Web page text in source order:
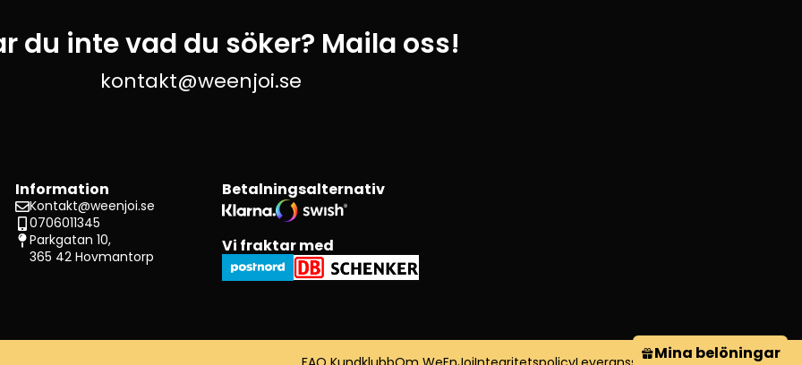
du inte vad du söker? Maila oss!
kontakt@weenjoi.se
Information
Kontakt@weenjoi.se
0706011345
Parkgatan 10,
365 42 Hovmantorp
Betalningsalternativ
Vi fraktar med
Mina belöningar